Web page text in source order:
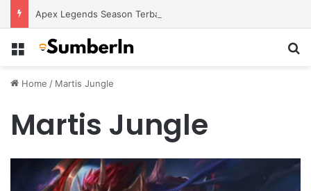
Menu
Home / Martis Jungle
Martis Jungle